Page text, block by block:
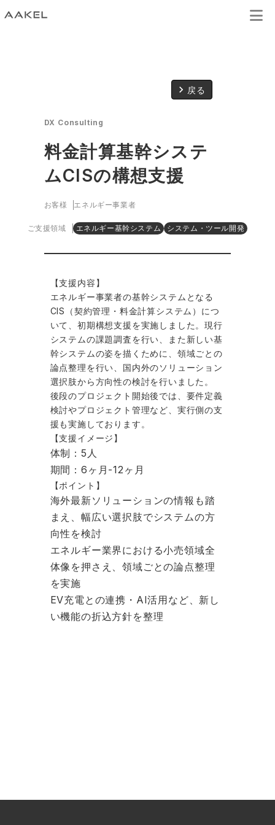
keyboard_arrow_right 戻る
DX Consulting
料金計算基幹システ
ムCISの構想支援
お客様 エネルギー事業者
ご支援領域 エネルギー基幹システム システム・ツール開発
【支援内容】
エネルギー事業者の基幹システムとなる
CIS（契約管理・料金計算システム）につ
いて、初期構想支援を実施しました。現行
システムの課題調査を行い、また新しい基
幹システムの姿を描くために、領域ごとの
論点整理を行い、国内外のソリューション
選択肢から方向性の検討を行いました。
後段のプロジェクト開始後では、要件定義
検討やプロジェクト管理など、実行側の支
援も実施しております。
【支援イメージ】
体制：5人
期間：6ヶ月-12ヶ月
【ポイント】
海外最新ソリューションの情報も踏
まえ、幅広い選択肢でシステムの方
向性を検討
エネルギー業界における小売領域全
体像を押さえ、領域ごとの論点整理
を実施
EV充電との連携・AI活用など、新し
い機能の折込方針を整理